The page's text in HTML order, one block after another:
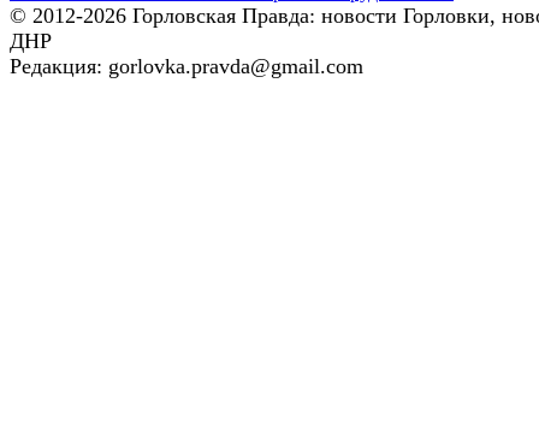
© 2012-2026 Горловская Правда: новости Горловки,
ДНР
Редакция: gorlovka.pravda@gmail.com